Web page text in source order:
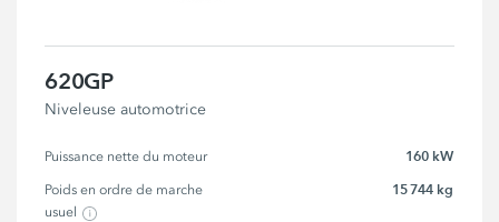
620GP
Niveleuse automotrice
Puissance nette du moteur 160 kW
Poids en ordre de marche
usuel
15 744 kg